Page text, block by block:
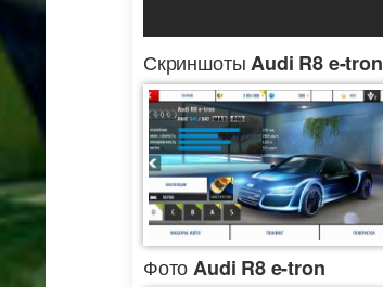
Скриншоты Audi R8 e-tron
ФотоAudi R8 e-tron